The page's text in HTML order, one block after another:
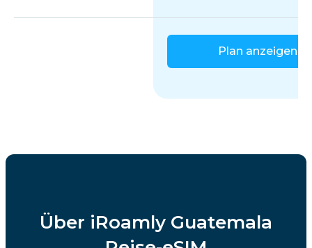
Plan anzeigen
Über iRoamly Guatemala